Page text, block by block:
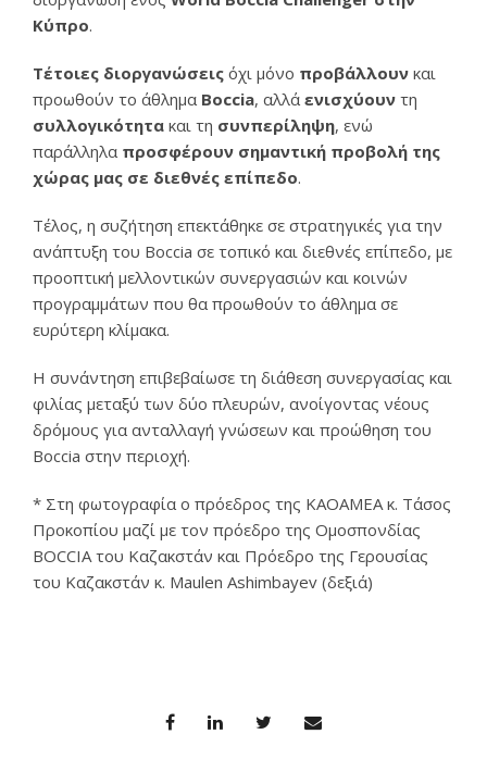
Κύπρο.
Τέτοιες διοργανώσεις όχι μόνο προβάλλουν και
προωθούν το άθλημα Boccia, αλλά ενισχύουν τη
συλλογικότητα και τη συνπερίληψη, ενώ
παράλληλα προσφέρουν σημαντική προβολή της
χώρας μας σε διεθνές επίπεδο.
Τέλος, η συζήτηση επεκτάθηκε σε στρατηγικές για την
ανάπτυξη του Boccia σε τοπικό και διεθνές επίπεδο, με
προοπτική μελλοντικών συνεργασιών και κοινών
προγραμμάτων που θα προωθούν το άθλημα σε
ευρύτερη κλίμακα.
Η συνάντηση επιβεβαίωσε τη διάθεση συνεργασίας και
φιλίας μεταξύ των δύο πλευρών, ανοίγοντας νέους
δρόμους για ανταλλαγή γνώσεων και προώθηση του
Boccia στην περιοχή.
* Στη φωτογραφία ο πρόεδρος της ΚΑΟΑΜΕΑ κ. Τάσος
Προκοπίου μαζί με τον πρόεδρο της Ομοσπονδίας
BOCCIA του Καζακστάν και Πρόεδρο της Γερουσίας
του Καζακστάν κ. Maulen Ashimbayev (δεξιά)